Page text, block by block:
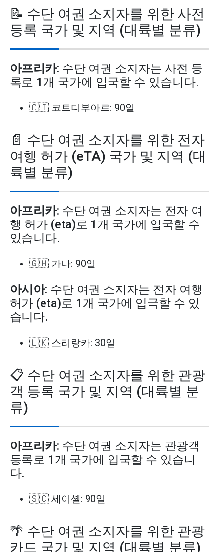
📝 수단 여권 소지자를 위한 사전
등록 국가 및 지역 (대륙별 분류)
아프리카: 수단 여권 소지자는 사전 등
록로 1개 국가에 입국할 수 있습니다.
🇨🇮 코트디부아르: 90일
📄 수단 여권 소지자를 위한 전자
여행 허가 (eTA) 국가 및 지역 (대
륙별 분류)
아프리카: 수단 여권 소지자는 전자 여
행 허가 (eta)로 1개 국가에 입국할 수
있습니다.
🇬🇭 가나: 90일
아시아: 수단 여권 소지자는 전자 여행
허가 (eta)로 1개 국가에 입국할 수 있
습니다.
🇱🇰 스리랑카: 30일
📋 수단 여권 소지자를 위한 관광
객 등록 국가 및 지역 (대륙별 분
류)
아프리카: 수단 여권 소지자는 관광객
등록로 1개 국가에 입국할 수 있습니
다.
🇸🇨 세이셸: 90일
🌴 수단 여권 소지자를 위한 관광
카드 국가 및 지역 (대륙별 분류)